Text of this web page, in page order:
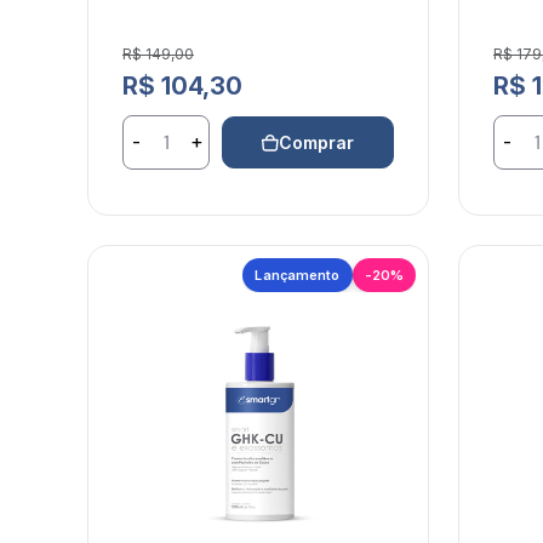
Preço de venda
R$ 149,00
Preço normal
R$ 104,30
- + Comprar
Preço
R$
R$
-
Lançamento -20%